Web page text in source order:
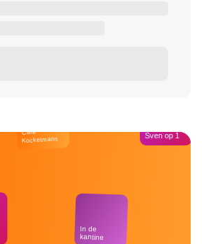
Café
Kockelmann
In de
kantine
Sven op 1